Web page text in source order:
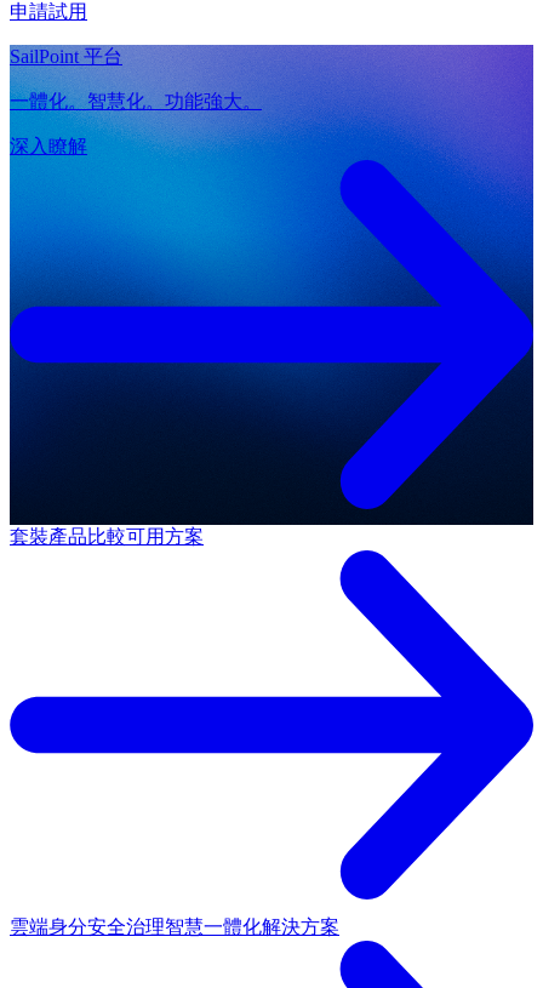
申請試用
SailPoint 平台
一體化。智慧化。功能強大。
深入瞭解
套裝產品比較可用方案
雲端身分安全治理智慧一體化解決方案